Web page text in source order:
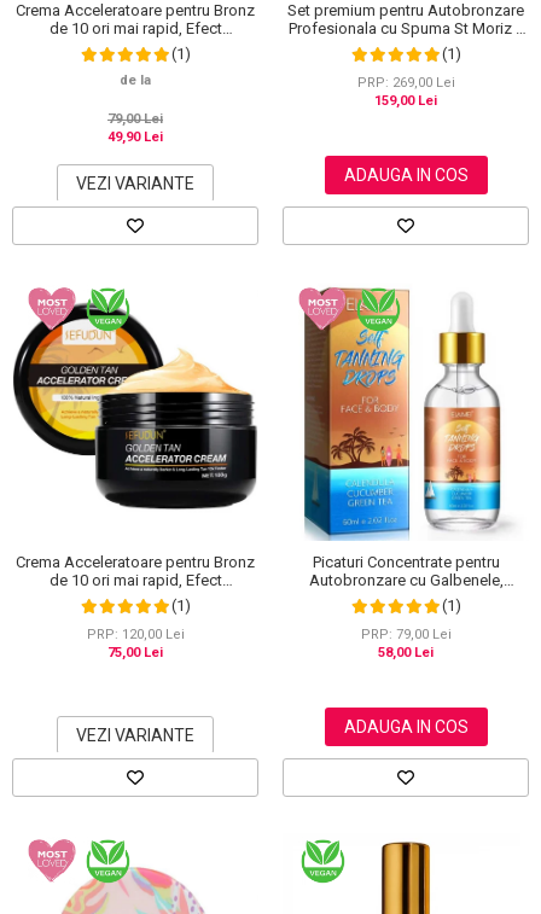
Crema Acceleratoare pentru Bronz
de 10 ori mai rapid, Efect
Intensificator, Ingrediente 100%
Naturale, Frovetani, 100 g
(1)
de la
79,00 Lei
49,90 Lei
VEZI VARIANTE
Set premium pentru Autobronzare
Profesionala cu Spuma St Moriz x
200 ml, Ulei Stralucitor cu Sidef
Auriu NOVA KISS® x 50 ml si
Manusa
(1)
PRP: 269,00 Lei
159,00 Lei
ADAUGA IN COS
Crema Acceleratoare pentru Bronz
de 10 ori mai rapid, Efect
Intensificator, Ingrediente 100%
Naturale, Sefudun, 100 g
(1)
PRP: 120,00 Lei
75,00 Lei
VEZI VARIANTE
Picaturi Concentrate pentru
Autobronzare cu Galbenele,
Castravete si Ceai verde, Fata si
Corp, Elaimei, 60 ml
(1)
PRP: 79,00 Lei
58,00 Lei
ADAUGA IN COS